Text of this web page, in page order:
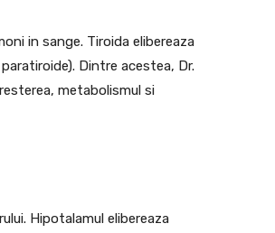
in sange. Tiroida elibereaza
Dintre acestea, Dr.
metabolismul si
Hipotalamul elibereaza